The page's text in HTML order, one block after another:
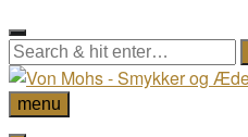
menu